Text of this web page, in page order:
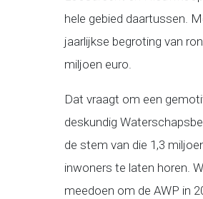
hele gebied daartussen.
jaarlijkse begroting van
miljoen euro.
Dat vraagt om een
deskundig
de stem van die 1,3
inwoners te laten horen.
meedoen om de AWP in